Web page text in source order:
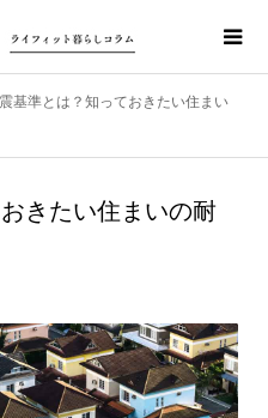
基準とは？知っておきたい住まい
きたい住まいの耐